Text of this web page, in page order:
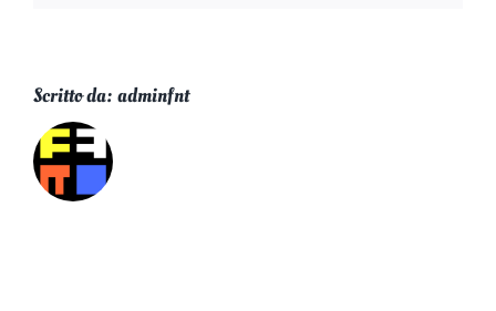
Scritto da: adminfnt